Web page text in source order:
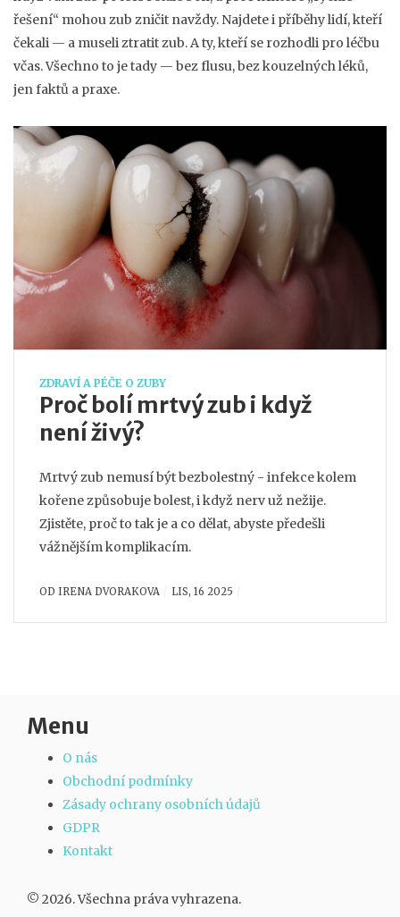
řešení“ mohou zub zničit navždy. Najdete i příběhy lidí, kteří
čekali — a museli ztratit zub. A ty, kteří se rozhodli pro léčbu
včas. Všechno to je tady — bez flusu, bez kouzelných léků,
jen faktů a praxe.
ZDRAVÍ A PÉČE O ZUBY
Proč bolí mrtvý zub i když
není živý?
Mrtvý zub nemusí být bezbolestný - infekce kolem
kořene způsobuje bolest, i když nerv už nežije.
Zjistěte, proč to tak je a co dělat, abyste předešli
vážnějším komplikacím.
OD IRENA DVORAKOVA LIS, 16 2025
Menu
O nás
Obchodní podmínky
Zásady ochrany osobních údajů
GDPR
Kontakt
© 2026. Všechna práva vyhrazena.